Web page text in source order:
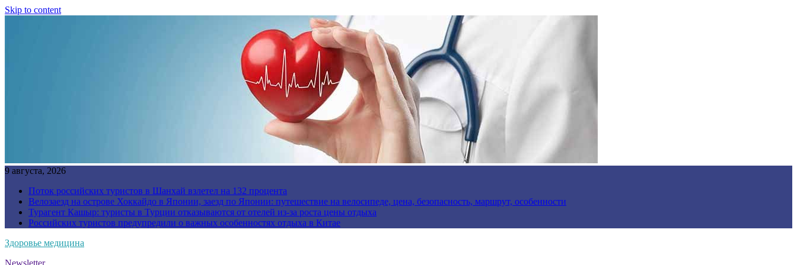
Skip to content
9 августа, 2026
Поток российских туристов в Шанхай взлетел на 132 процента
Велозаезд на острове Хоккайдо в Японии, заезд по Японии: путешествие на велосипеде, цена, безопасность, маршрут, особенности
Турагент Кашыр: туристы в Турции отказываются от отелей из-за роста цены отдыха
Российских туристов предупредили о важных особенностях отдыха в Китае
Здоровье медицина
Newsletter